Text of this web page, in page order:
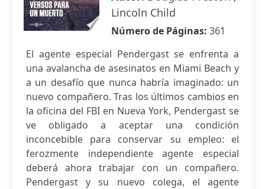
Lincoln Child
Número de Páginas: 361
El agente especial Pendergast se enfrenta a
una avalancha de asesinatos en Miami Beach y
a un desafío que nunca habría imaginado: un
nuevo compañero. Tras los últimos cambios en
la oficina del FBI en Nueva York, Pendergast se
ve obligado a aceptar una condición
inconcebible para conservar su empleo: el
ferozmente independiente agente especial
deberá ahora trabajar con un compañero.
Pendergast y su nuevo colega, el agente